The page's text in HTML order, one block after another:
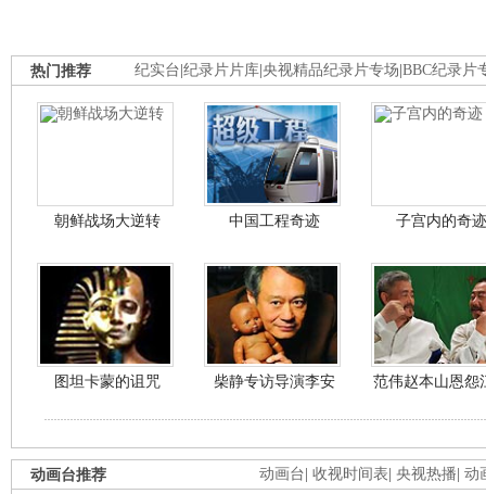
纪实台 纪录片片库 央视精品纪录片专场 BBC纪录片
热门推荐
朝鲜战场大逆转 中国工程奇迹 子宫内的奇迹
图坦卡蒙的诅咒 柴静专访导演李安 范伟赵本山恩怨
动画台 收视时间表 央视热播 动
动画台推荐